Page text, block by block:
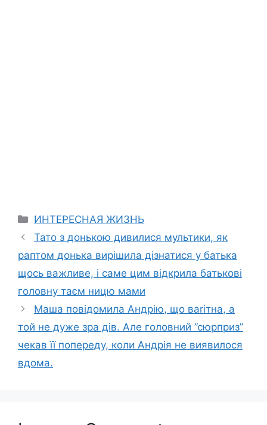
Categories
ИНТЕРЕСНАЯ ЖИЗНЬ
Тато з донькою дивилися мультики, як
раптом донька вирішила дізнатися у батька
щось важливе, і саме цим відкрила батькові
головну таєм ницю мами
Маша повідомила Андрію, що ваrітна, а
той не дуже зра дів. Але головний ”сюрприз”
чекав її попереду, коли Андрія не виявилося
вдома.